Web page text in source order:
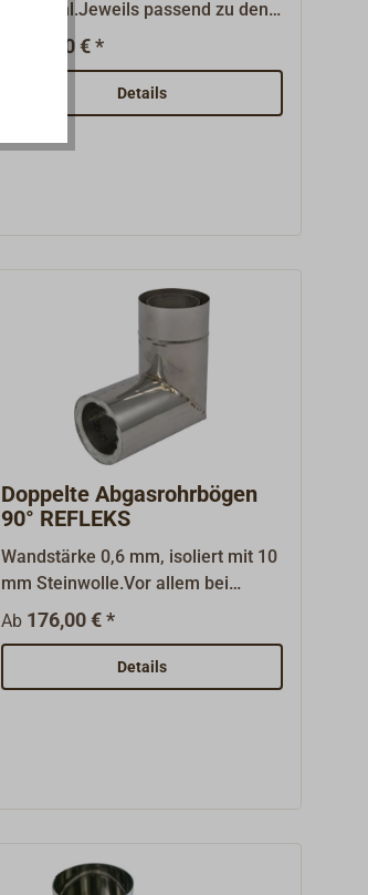
Edelstahl.Jeweils passend zu den
REFLEKS Abgasrohren.
50,50 € *
Details
Doppelte Abgasrohrbögen
90° REFLEKS
Wandstärke 0,6 mm, isoliert mit 10
mm Steinwolle.Vor allem bei
niedrigsten Temperaturen sind
doppelte Abgasrohre im
Außenbereich wichtig, da der Zug
durch sehr kalte Rohre stark
Ab 176,00 € *
Details